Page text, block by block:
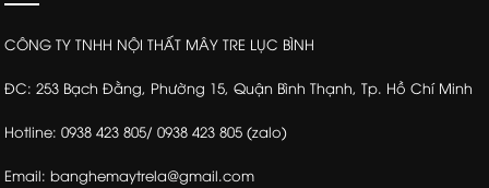
CÔNG TY TNHH NỘI THẤT MÂY TRE LỤC BÌNH
ĐC: 253 Bạch Đằng, Phường 15, Quận Bình Thạnh, Tp. Hồ Chí Minh
Hotline: 0938 423 805/ 0938 423 805 (zalo)
Email: banghemaytrela@gmail.com